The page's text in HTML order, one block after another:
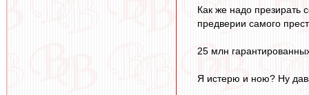
Как же надо презирать
предверии самого
25 млн
Я истерю и ною? Ну